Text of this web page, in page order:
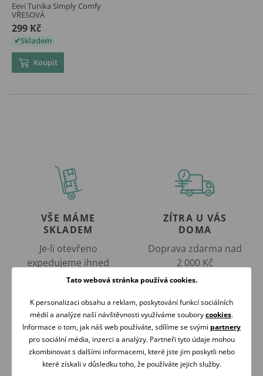
Eevi Tunika Simply Comfy
VŘESOVÁ
299 Kč
Skladem
Koupit
VŠE MÁME
SKLADEM
Je-li otevřeno
expedujeme ihned
ZÍTRA U VÁS
DOMA
Doprava zdarma nad
2 000 Kč
RÁDI
PORADÍME
OVĚŘENO
ZÁKAZNÍKY
Tato webová stránka používá cookies.
K personalizaci obsahu a reklam, poskytování funkcí sociálních
médií a analýze naší návštěvnosti využíváme souborycookies.
Informace o tom, jak náš web používáte, sdílíme se svými partnery
pro sociální média, inzerci a analýzy. Partneři tyto údaje mohou
zkombinovat s dalšími informacemi, které jste jim poskytli nebo
které získali v důsledku toho, že používáte jejich služby.